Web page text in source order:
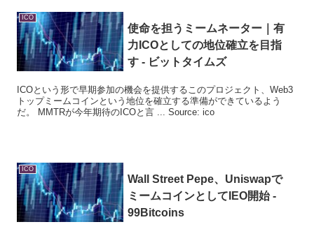
ICO
使命を担うミームネーター｜有
力 ICOとしての地位確立を目指
す - ビットタイムズ
ICOという形で早期参加の機会を提供するこのプロジェクト、Web3
トップミームコインという地位を確立する準備ができているよう
だ。 MMTRが今年期待のICOと言 ... Source: ico
ICO
Wall Street Pepe、Uniswapで
ミームコインとしてIEO開始 -
99Bitcoins